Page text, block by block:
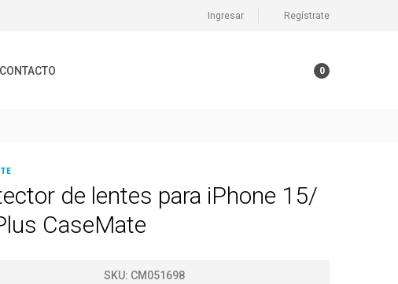
Ingresar Regístrate
CONTACTO 0
de lentes para iPhone 15/
CaseMate
SKU: CM051698